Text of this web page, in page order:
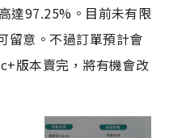
達97.25%。目前未有限
留意。不過訂單預計會
版本賣完，將有機會改